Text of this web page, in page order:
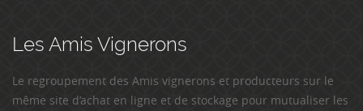
Les Amis Vignerons
Le regroupement des Amis vignerons et producteurs sur le
même site d’achat en ligne et de stockage pour mutualiser les